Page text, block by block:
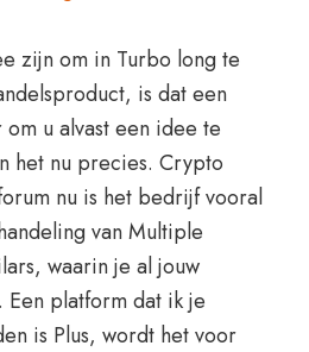
zijn om in Turbo long te
is dat een
u alvast een idee te
het nu precies. Crypto
nu is het bedrijf vooral
van Multiple
waarin je al jouw
platform dat ik je
is Plus, wordt het voor